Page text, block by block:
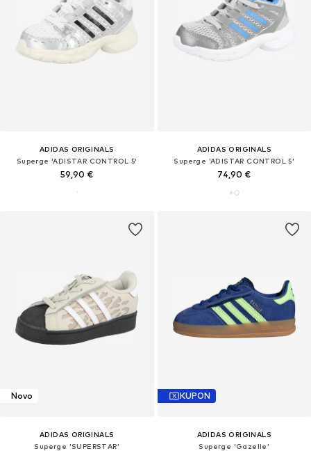
ADIDAS ORIGINALS
Superge 'ADISTAR CONTROL 5'
59,90 €
ADIDAS ORIGINALS
Superge 'ADISTAR CONTROL 5'
74,90 €
Novo
ADIDAS ORIGINALS
Superge 'SUPERSTAR'
KUPON
ADIDAS ORIGINALS
Superge 'Gazelle'